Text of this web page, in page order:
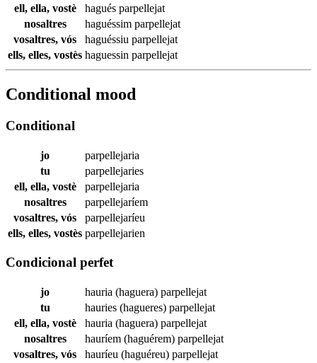
ell, ella, vostè
hagués parpellejat
nosaltres
haguéssim parpellejat
vosaltres, vós
haguéssiu parpellejat
ells, elles, vostès haguessin parpellejat
Conditional mood
Conditional
jo
parpellejaria
tu
parpellejaries
ell, ella, vostè
parpellejaria
nosaltres
parpellejaríem
vosaltres, vós
parpellejaríeu
ells, elles, vostès parpellejarien
Condicional perfet
jo hauria (haguera) parpellejat
tu
hauries (hagueres) parpellejat
ell, ella, vostè
hauria (haguera) parpellejat
nosaltres
hauríem (haguérem) parpellejat
vosaltres, vós
hauríeu (haguéreu) parpellejat